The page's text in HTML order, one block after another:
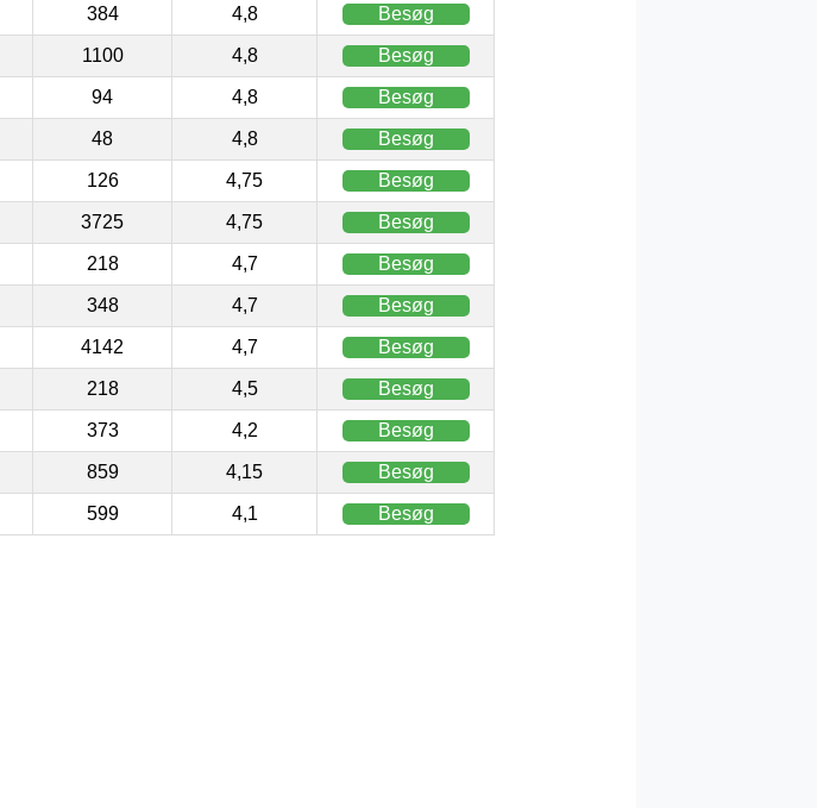
384 4,8 Besøg
1100 4,8 Besøg
94 4,8 Besøg
48 4,8 Besøg
126 4,75 Besøg
3725 4,75 Besøg
218 4,7 Besøg
348 4,7 Besøg
4142 4,7 Besøg
218 4,5 Besøg
373 4,2 Besøg
859 4,15 Besøg
599 4,1 Besøg